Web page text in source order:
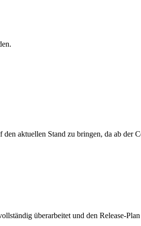
aktuellen Stand zu bringen, da ab der
überarbeitet und den Release-